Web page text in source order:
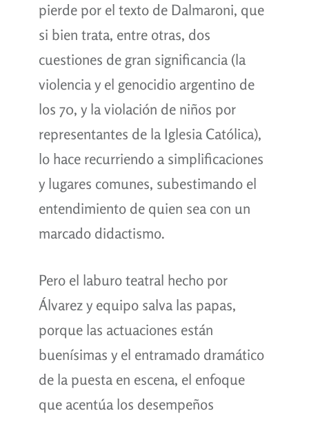
pierde por el texto de Dalmaroni, que
si bien trata, entre otras, dos
cuestiones de gran significancia (la
violencia y el genocidio argentino de
los 70, y la violación de niños por
representantes de la Iglesia Católica),
lo hace recurriendo a simplificaciones
y lugares comunes, subestimando el
entendimiento de quien sea con un
marcado didactismo.
Pero el laburo teatral hecho por
Álvarez y equipo salva las papas,
porque las actuaciones están
buenísimas y el entramado dramático
de la puesta en escena, el enfoque
que acentúa los desempeños